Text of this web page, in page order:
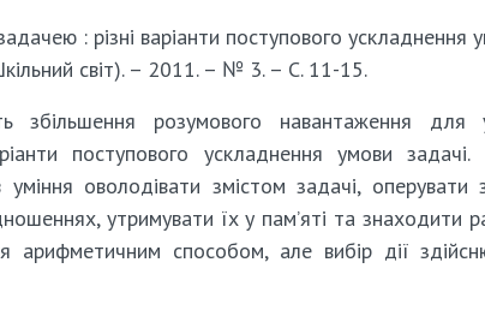
: різні варіанти поступового ускладнення
світ). – 2011. – № 3. – С. 11-15.
збільшення розумового навантаження для
поступового ускладнення умови
оволодівати змістом задачі, оперувати
утримувати їх у пам’яті та знаходити
арифметичним способом, але вибір дії